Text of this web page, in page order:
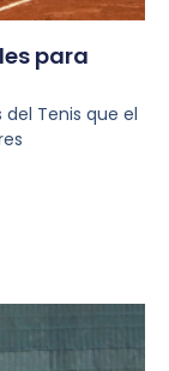
para
Tenis que el